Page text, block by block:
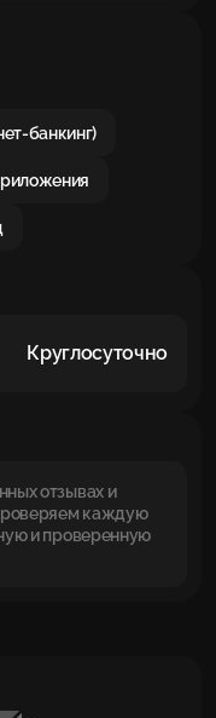
банкинг)
Круглосуточно
отзывах и
каждую
и проверенную